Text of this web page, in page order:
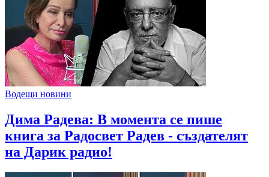
Водещи новини
Дима Радева: В момента се пише
книга за Радосвет Радев - създателят
на Дарик радио!